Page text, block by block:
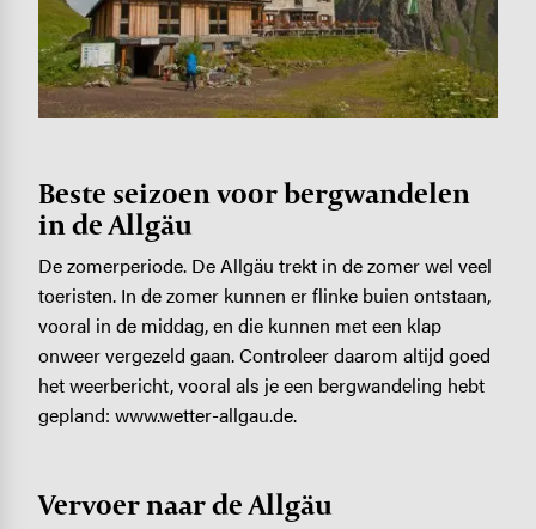
Beste seizoen voor bergwandelen
in de Allgäu
De zomerperiode. De Allgäu trekt in de zomer wel veel
toeristen. In de zomer kunnen er flinke buien ontstaan,
vooral in de middag, en die kunnen met een klap
onweer vergezeld gaan. Controleer daarom altijd goed
het weerbericht, vooral als je een bergwandeling hebt
gepland: www.wetter-allgau.de.
Vervoer naar de Allgäu